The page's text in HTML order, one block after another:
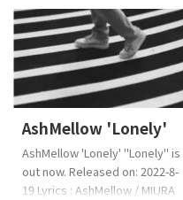
（S ...
Mudtype 每個人都有獨特的特
徵,例如個性和優勢。換句話說,
全人類都是天才。夜晚美麗的
男人和女人認為他們很可能會
在海灘一側暮色,並且他們在
Dapops上著陸一點而不習慣它,
這是一種魅力。但是,由您決定
將其作為破折號或獨創性。大
約一百個流行音樂無法顯示這
種失真,您將在朦朧的世界觀中
AshMellow 'Lonely'
AshMellow 'Lonely' "Lonely" is
out now. Released on: 2022-8-
19 Lyrics : AshMellow / MIURA